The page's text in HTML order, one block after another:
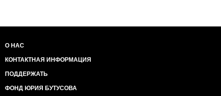
О НАС
КОНТАКТНАЯ ИНФОРМАЦИЯ
ПОДДЕРЖАТЬ
ФОНД ЮРИЯ БУТУСОВА